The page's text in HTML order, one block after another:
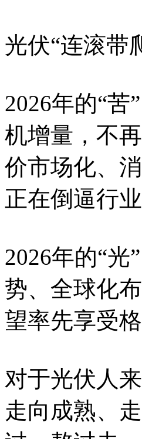
光伏“连滚带
2026年的“
机增量，不
价市场化、
正在倒逼行
2026年的“
势、全球化
望率先享受
对于光伏人
走向成熟、